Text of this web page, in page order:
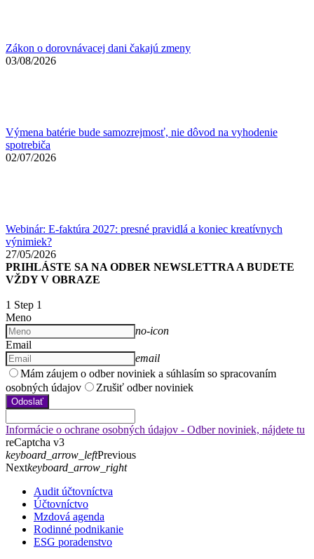
Zákon o dorovnávacej dani čakajú zmeny
03/08/2026
Výmena batérie bude samozrejmosť, nie dôvod na vyhodenie
spotrebiča
02/07/2026
Webinár: E-faktúra 2027: presné pravidlá a koniec kreatívnych
výnimiek?
27/05/2026
PRIHLÁSTE SA NA ODBER NEWSLETTRA A BUDETE
VŽDY V OBRAZE
1 Step 1
Meno
no-icon
Email
email
Mám záujem o odber noviniek a súhlasím so spracovaním
osobných údajov
Zrušiť odber noviniek
Odoslať
Informácie o ochrane osobných údajov - Odber noviniek, nájdete tu
reCaptcha v3
keyboard_arrow_leftPrevious
Nextkeyboard_arrow_right
Audit účtovníctva
Účtovníctvo
Mzdová agenda
Rodinné podnikanie
ESG poradenstvo